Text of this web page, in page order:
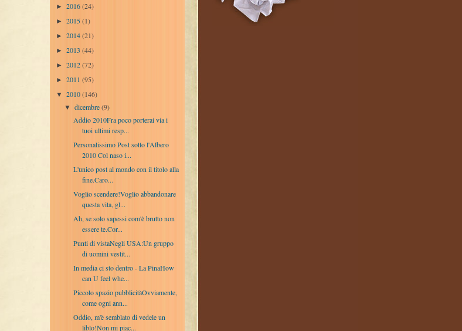
► 2016(24)
► 2015(1)
► 2014(21)
► 2013 (44)
► 2012(72)
► 2011 (95)
▼ 2010(146)
▼dicembre(9)
Addio 2010Fra poco porterai via i
tuoi ultimi resp...
Personalissimo Post sotto l'Albero
2010 Col naso i...
L'unico post al mondo con il titolo alla
fine.Caro...
Voglio scendere!Voglio abbandonare
questa vita, gl...
Ah, se solo sapessi com'è brutto non
essere te.Cor...
Punti di vistaNegli USA:Un gruppo
di uomini vestit...
In media ci sto dentro - La PinaHow
can U feel whe...
Piccolo spazio pubblicitàOvviamente,
come ogni ann...
Oddio, m'è semblato di vedele un
liblo!Non mi piac...